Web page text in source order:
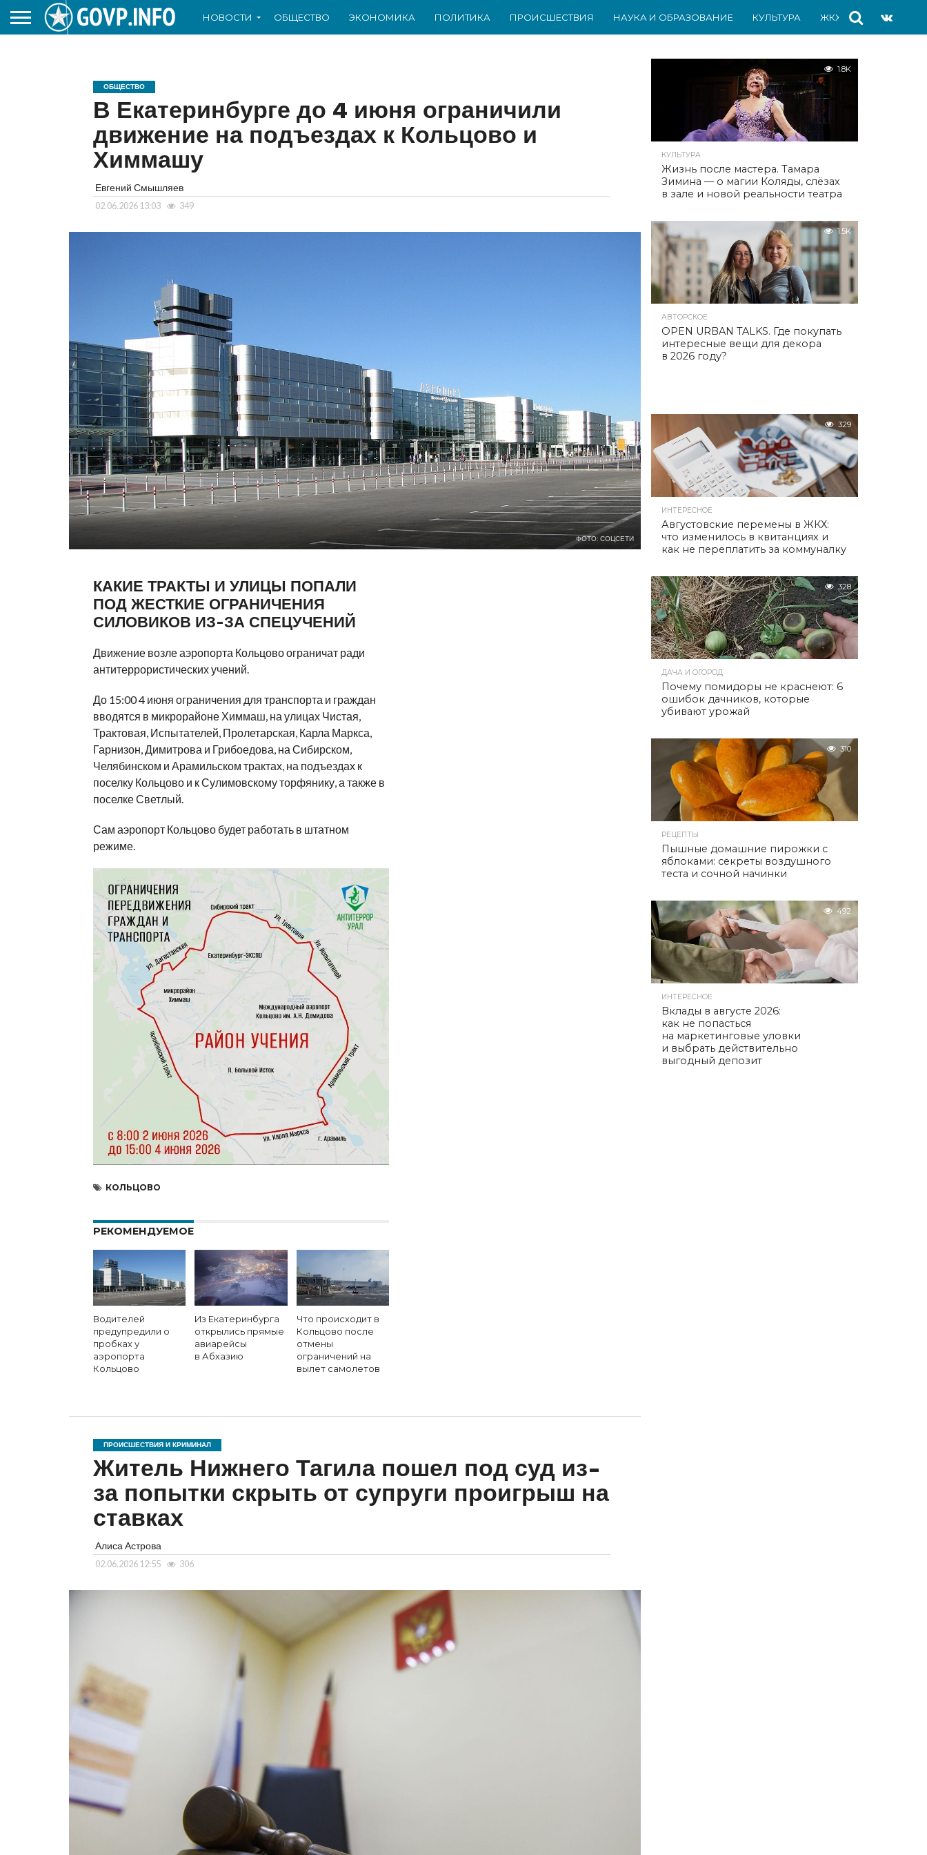
НОВОСТИ ОБЩЕСТВО ЭКОНОМИКА ПОЛИТИКА ПРОИСШЕСТВИЯ НАУКА И ОБРАЗОВАНИЕ КУЛЬТУРА ЖКХ СПОРТ
ОБЩЕСТВО
В Екатеринбурге до 4 июня ограничили
движение на подъездах к Кольцово и
Химмашу
Евгений Смышляев
02.06.2026 13:03 349
ФОТО: СОЦСЕТИ
КАКИЕ ТРАКТЫ И УЛИЦЫ ПОПАЛИ
ПОД ЖЕСТКИЕ ОГРАНИЧЕНИЯ
СИЛОВИКОВ ИЗ-ЗА СПЕЦУЧЕНИЙ
Движение возле аэропорта Кольцово ограничат ради
антитеррористических учений.
До 15:00 4 июня ограничения для транспорта и граждан
вводятся в микрорайоне Химмаш, на улицах Чистая,
Трактовая, Испытателей, Пролетарская, Карла Маркса,
Гарнизон, Димитрова и Грибоедова, на Сибирском,
Челябинском и Арамильском трактах, на подъездах к
поселку Кольцово и к Сулимовскому торфянику, а также в
поселке Светлый.
Сам аэропорт Кольцово будет работать в штатном
режиме.
КОЛЬЦОВО
РЕКОМЕНДУЕМОЕ
Водителей
предупредили о
пробках у
аэропорта
Кольцово
Из Екатеринбурга
открылись прямые
авиарейсы
в Абхазию
Что происходит в
Кольцово после
отмены
ограничений на
вылет самолетов
ПРОИСШЕСТВИЯ И КРИМИНАЛ
Житель Нижнего Тагила пошел под суд из-
за попытки скрыть от супруги проигрыш на
ставках
Алиса Астрова
02.06.2026 12:55 306
1.8K
КУЛЬТУРА
Жизнь после мастера. Тамара
Зимина — о магии Коляды, слёзах
в зале и новой реальности театра
1.5K
АВТОРСКОЕ
OPEN URBAN TALKS. Где покупать
интересные вещи для декора
в 2026 году?
329
ИНТЕРЕСНОЕ
Августовские перемены в ЖКХ:
что изменилось в квитанциях и
как не переплатить за коммуналку
328
ДАЧА И ОГОРОД
Почему помидоры не краснеют: 6
ошибок дачников, которые
убивают урожай
310
РЕЦЕПТЫ
Пышные домашние пирожки с
яблоками: секреты воздушного
теста и сочной начинки
492
ИНТЕРЕСНОЕ
Вклады в августе 2026:
как не попасться
на маркетинговые уловки
и выбрать действительно
выгодный депозит